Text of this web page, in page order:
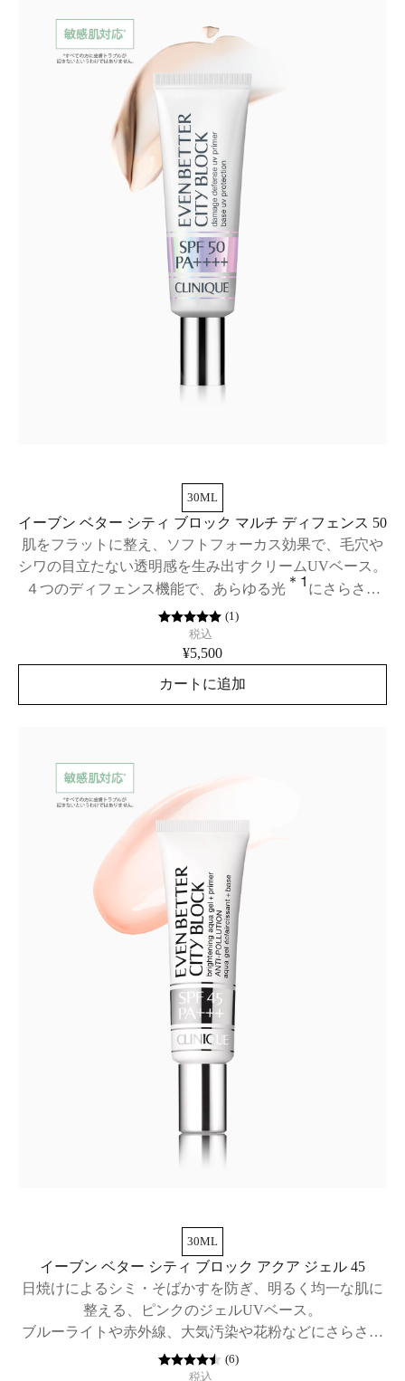
30ML
イーブン ベター シティ ブロック マルチ ディフェンス 50
肌をフラットに整え、ソフトフォーカス効果で、毛穴や
シワの目立たない透明感を生み出すクリームUVベース。
４つのディフェンス機能で、あらゆる光 ＊1 にさらされ
た肌を徹底防御(マルチ ディフェンス)。SPF50/PA++++
(1)
税込
¥5,500
カートに追加
30ML
イーブン ベター シティ ブロック アクア ジェル 45
日焼けによるシミ・そばかすを防ぎ、明るく均一な肌に
整える、ピンクのジェルUVベース。
ブルーライトや赤外線、大気汚染や花粉などにさらされ
た素肌を守る、日焼け止め兼メーク下地。SPF45 / PA+++
(6)
税込